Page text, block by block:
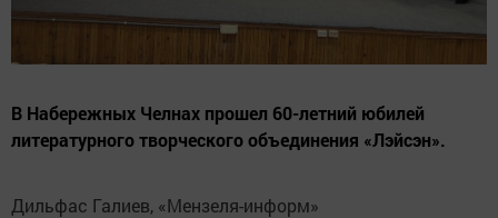
В Набережных Челнах прошел 60-летний юбилей
литературного творческого объединения «Лэйсэн».
Дильфас Галиев, «Мензеля-информ»